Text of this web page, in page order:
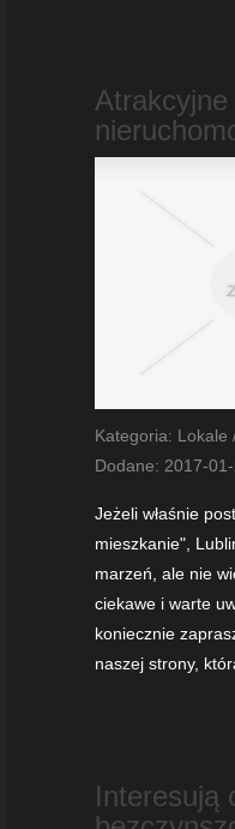
Kategoria: Lokale
Dodane: 2017-
Jeżeli właśnie
mieszkanie",
marzeń, ale nie
ciekawe i warte
koniecznie
naszej strony,
Interesują